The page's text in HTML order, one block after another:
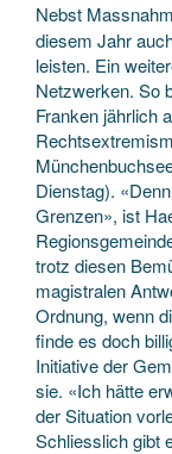
Nebst
diesem Jahr
leisten. Ein
Netzwerken. So
Franken jährlich
Dienstag).
Grenzen», ist
trotz diesen
magistralen
Ordnung, wenn
finde es doch
Initiative der
sie. «Ich hätte
der Situation
Schliesslich gibt